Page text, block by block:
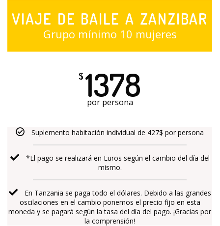
VIAJE DE BAILE A ZANZIBAR
Grupo mínimo 10 mujeres
$ 1378
por persona
Suplemento habitación individual de 427$ por persona
*El pago se realizará en Euros según el cambio del día del
mismo.
En Tanzania se paga todo el dólares. Debido a las grandes
oscilaciones en el cambio ponemos el precio fijo en esta
moneda y se pagará según la tasa del día del pago. ¡Gracias por
la comprensión!